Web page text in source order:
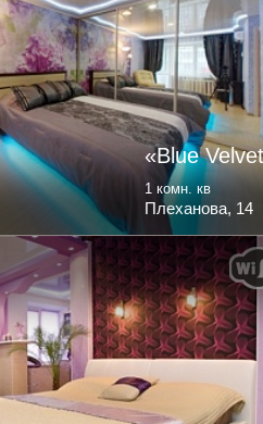
«Blue
1 комн. кв
Плеханова, 14